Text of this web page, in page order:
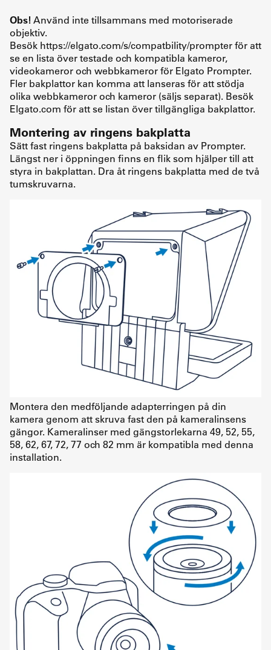
Obs! Använd inte tillsammans med motoriserade
objektiv.
Besök https://elgato.com/s/compatbility/prompter för att
se en lista över testade och kompatibla kameror,
videokameror och webbkameror för Elgato Prompter.
Fler bakplattor kan komma att lanseras för att stödja
olika webbkameror och kameror (säljs separat). Besök
Elgato.com för att se listan över tillgängliga bakplattor.
Montering av ringens bakplatta
Sätt fast ringens bakplatta på baksidan av Prompter.
Längst ner i öppningen finns en flik som hjälper till att
styra in bakplattan. Dra åt ringens bakplatta med de två
tumskruvarna.
Montera den medföljande adapterringen på din
kamera genom att skruva fast den på kameralinsens
gängor. Kameralinser med gängstorlekarna 49, 52, 55,
58, 62, 67, 72, 77 och 82 mm är kompatibla med denna
installation.